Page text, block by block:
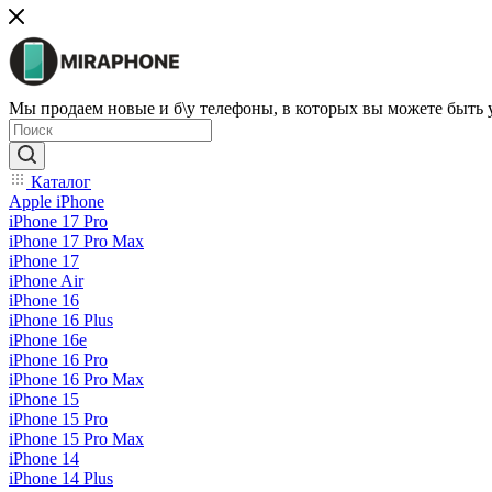
Мы продаем новые и б\у телефоны, в которых вы можете быть
Каталог
Apple iPhone
iPhone 17 Pro
iPhone 17 Pro Max
iPhone 17
iPhone Air
iPhone 16
iPhone 16 Plus
iPhone 16e
iPhone 16 Pro
iPhone 16 Pro Max
iPhone 15
iPhone 15 Pro
iPhone 15 Pro Max
iPhone 14
iPhone 14 Plus